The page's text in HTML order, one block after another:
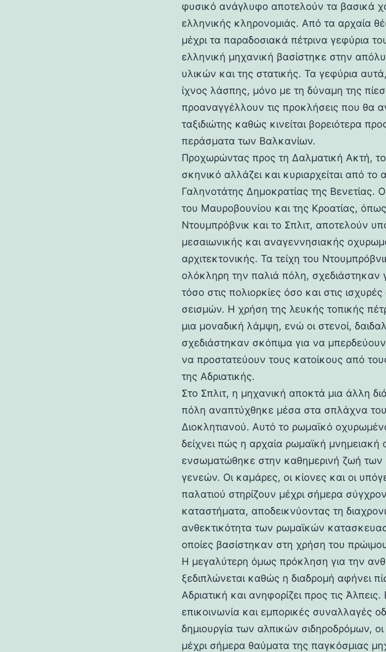
φυσικό ανάγλυφο αποτελούν τα βασικά
ελληνικής κληρονομιάς. Από τα αρχαία
μέχρι τα παραδοσιακά πέτρινα γεφύρια
ελληνική μηχανική βασίστηκε στην
υλικών και της στατικής. Τα γεφύρια
ίχνος λάσπης, μόνο με τη δύναμη της
προαναγγέλλουν τις προκλήσεις που θα
ταξιδιώτης καθώς κινείται βορειότερα
περάσματα των Βαλκανίων.
Προχωρώντας προς τη Δαλματική Ακτή, το
σκηνικό αλλάζει και κυριαρχείται από
Γαληνοτάτης Δημοκρατίας της Βενετίας.
του Μαυροβουνίου και της Κροατίας,
Ντουμπρόβνικ και το Σπλιτ, αποτελούν
μεσαιωνικής και αναγεννησιακής
αρχιτεκτονικής. Τα τείχη του
ολόκληρη την παλιά πόλη, σχεδιάστηκαν
τόσο στις πολιορκίες όσο και στις
σεισμών. Η χρήση της λευκής τοπικής
μια μοναδική λάμψη, ενώ οι στενοί,
σχεδιάστηκαν σκόπιμα για να μπερδεύουν
να προστατεύουν τους κατοίκους από
της Αδριατικής.
Στο Σπλιτ, η μηχανική αποκτά μια άλλη
πόλη αναπτύχθηκε μέσα στα σπλάχνα
Διοκλητιανού. Αυτό το ρωμαϊκό
δείχνει πώς η αρχαία ρωμαϊκή μνημειακή
ενσωματώθηκε στην καθημερινή ζωή των
γενεών. Οι καμάρες, οι κίονες και οι
παλατιού στηρίζουν μέχρι σήμερα
καταστήματα, αποδεικνύοντας τη
ανθεκτικότητα των ρωμαϊκών
οποίες βασίστηκαν στη χρήση του
Η μεγαλύτερη όμως πρόκληση για την
ξεδιπλώνεται καθώς η διαδρομή αφήνει
Αδριατική και ανηφορίζει προς τις
επικοινωνία και εμπορικές συναλλαγές
δημιουργία των αλπικών σιδηροδρόμων, οι
μέχρι σήμερα θαύματα της παγκόσμιας